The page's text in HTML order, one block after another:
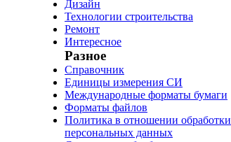
Дизайн
Технологии строительства
Ремонт
Интересное
Разное
Справочник
Единицы измерения СИ
Международные форматы бумаги
Форматы файлов
Политика в отношении обработки
персональных данных